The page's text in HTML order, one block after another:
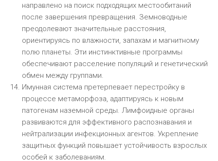
направлено на поиск подходящих местообитаний
после завершения превращения. Земноводные
преодолевают значительные расстояния,
ориентируясь по влажности, запахам и магнитному
полю планеты. Эти инстинктивные программы
обеспечивают расселение популяций и генетический
обмен между группами.
Имунная система претерпевает перестройку в
процессе метаморфоза, адаптируясь к новым
патогенам наземной среды. Лимфоидные органы
развиваются для эффективного распознавания и
нейтрализации инфекционных агентов. Укрепление
защитных функций повышает устойчивость взрослых
особей к заболеваниям.